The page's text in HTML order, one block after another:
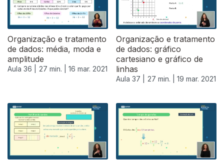
Organização e tratamento
de dados: média, moda e
amplitude
Aula 36 | 27 min. | 16 mar. 2021
Organização e tratamento
de dados: gráfico
cartesiano e gráfico de
linhas
Aula 37 | 27 min. | 19 mar. 2021